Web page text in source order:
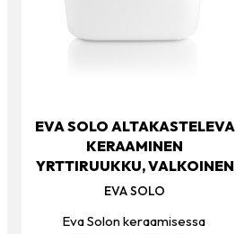
EVA SOLO ALTAKASTELEVA
KERAAMINEN
YRTTIRUUKKU, VALKOINEN
EVA SOLO
Eva Solon keraamisessa